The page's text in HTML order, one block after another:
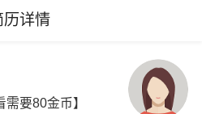
历详情
需要80金币】